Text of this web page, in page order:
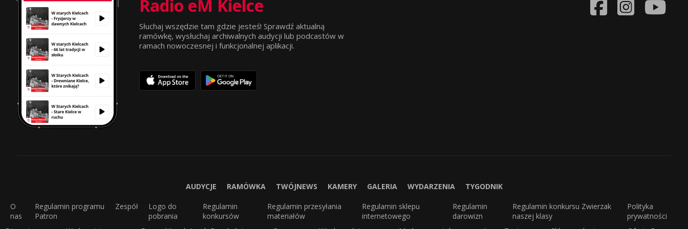
Radio eM Kielce
Słuchaj wszędzie tam gdzie jesteś! Sprawdź aktualną
ramówkę, wysłuchaj archiwalnych audycji lub podcastów w
ramach nowoczesnej i funkcjonalnej aplikacji.
AUDYCJE RAMÓWKA TWÓJNEWS KAMERY GALERIA WYDARZENIA TYGODNIK
O
nas
Regulamin programu
Patron
Zespół
Logo do
pobrania
Regulamin
konkursów
Regulamin przesyłania
materiałów
Regulamin sklepu
internetowego
Regulamin
darowizn
Regulamin konkursu Zwierzak
naszej klasy
Polityka
prywatności